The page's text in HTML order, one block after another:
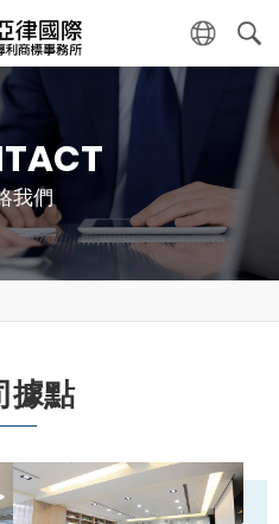
我們
據點